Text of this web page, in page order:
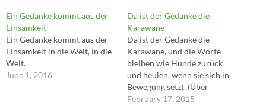
Ein Gedanke kommt aus der
Einsamkeit
Ein Gedanke kommt aus der
Einsamkeit in die Welt, in die
Welt.
June 1, 2016
Da ist der Gedanke die
Karawane
Da ist der Gedanke die
Karawane, und die Worte
bleiben wie Hunde zurück
und heulen, wenn sie sich in
Bewegung setzt. (Über
Helmut Kohl, Süddeutsche
February 17, 2015